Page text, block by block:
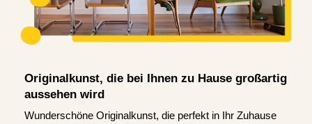
Originalkunst, die bei Ihnen zu Hause großartig
aussehen wird
Wunderschöne Originalkunst, die perfekt in Ihr Zuhause